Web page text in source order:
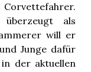
als
will er
Junge dafür
der aktuellen